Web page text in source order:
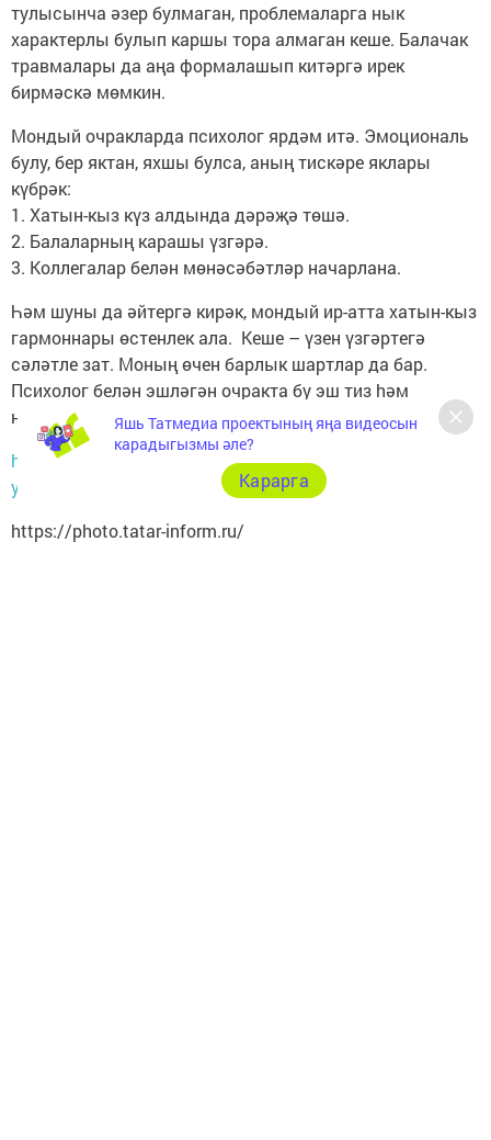
тулысынча әзер булмаган, проблемаларга нык
характерлы булып каршы тора алмаган кеше. Балачак
травмалары да аңа формалашып китәргә ирек
бирмәскә мөмкин.
Мондый очракларда психолог ярдәм итә. Эмоциональ
булу, бер яктан, яхшы булса, аның тискәре яклары
күбрәк:
1. Хатын-кыз күз алдында дәрәҗә төшә.
2. Балаларның карашы үзгәрә.
3. Коллегалар белән мөнәсәбәтләр начарлана.
Һәм шуны да әйтергә кирәк, мондый ир-атта хатын-кыз
гармоннары өстенлек ала. Кеше – үзен үзгәртегә
сәләтле зат. Моның өчен барлык шартлар да бар.
Психолог белән эшләгән очракта бу эш тиз hәм
нәтиҗәле булачак.
http://shahrikazan.ru/news/yazmalar/irem-tiz-kyzyp-kit-
yuktan-da-pkli
https://photo.tatar-inform.ru/
Яшь Татмедиа проектының яңа видеосын
карадыгызмы әле?
Карарга